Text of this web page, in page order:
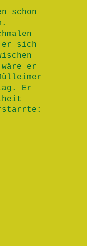
schon
er sich
wäre er
Er